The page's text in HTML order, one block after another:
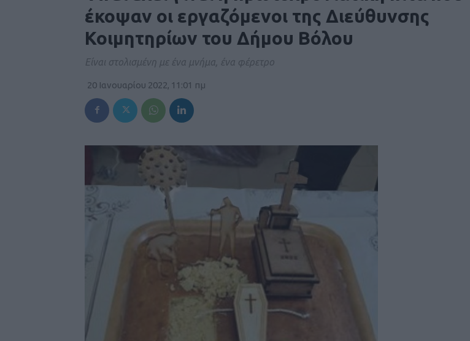
έκοψαν οι εργαζόμενοι της Διεύθυνσης
Κοιμητηρίων του Δήμου Βόλου
Είναι στολισμένη με ένα μνήμα, ένα φέρετρο
20 Ιανουαρίου 2022, 11:01 πμ